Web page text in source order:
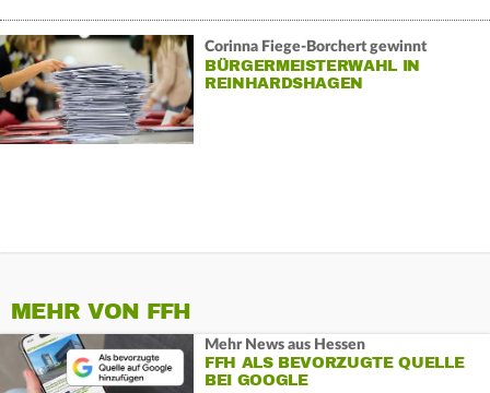
Corinna Fiege-Borchert gewinnt
BÜRGERMEISTERWAHL IN
REINHARDSHAGEN
MEHR VON FFH
Mehr News aus Hessen
FFH ALS BEVORZUGTE QUELLE
BEI GOOGLE